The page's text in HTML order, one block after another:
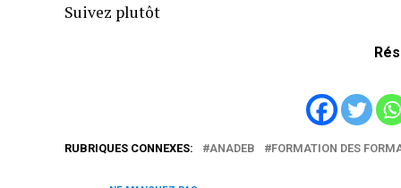
Suivez plutôt
RUBRIQUES CONNEXES: ANADEB FORMATION DES